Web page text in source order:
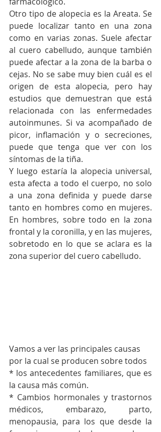
Otro tipo de alopecia es la Areata. Se
puede localizar tanto en una zona
como en varias zonas. Suele afectar
al cuero cabelludo, aunque también
puede afectar a la zona de la barba o
cejas. No se sabe muy bien cuál es el
origen de esta alopecia, pero hay
estudios que demuestran que está
relacionada con las enfermedades
autoinmunes. Si va acompañado de
picor, inflamación y o secreciones,
puede que tenga que ver con los
síntomas de la tiña.
Y luego estaría la alopecia universal,
esta afecta a todo el cuerpo, no solo
a una zona definida y puede darse
tanto en hombres como en mujeres.
En hombres, sobre todo en la zona
frontal y la coronilla, y en las mujeres,
sobretodo en lo que se aclara es la
zona superior del cuero cabelludo.
Vamos a ver las principales causas
por la cual se producen sobre todos
* los antecedentes familiares, que es
la causa más común.
* Cambios hormonales y trastornos
médicos, embarazo, parto,
menopausia, para los que desde la